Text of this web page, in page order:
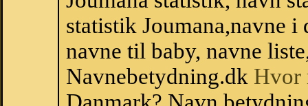
statistik Joumana,navne
navne til baby, navne
Navnebetydning.dk Hvor